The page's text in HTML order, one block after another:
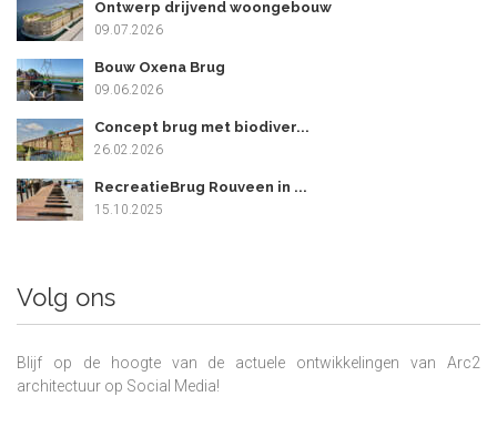
Ontwerp drijvend woongebouw
09.07.2026
Bouw Oxena Brug
09.06.2026
Concept brug met biodiver...
26.02.2026
RecreatieBrug Rouveen in ...
15.10.2025
Volg ons
Blijf op de hoogte van de actuele ontwikkelingen van Arc2
architectuur op Social Media!